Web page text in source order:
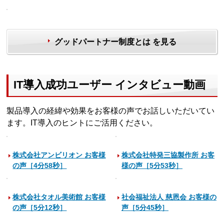
グッドパートナー制度とは を見る
IT導入成功ユーザー インタビュー動画
製品導入の経緯や効果をお客様の声でお話しいただいてい
ます。IT導入のヒントにご活用ください。
株式会社アンビリオン お客様
の声［4分58秒］
株式会社特発三協製作所 お客
様の声［5分53秒］
株式会社タオル美術館 お客様
の声［5分12秒］
社会福祉法人 慈恩会 お客様の
声［5分45秒］